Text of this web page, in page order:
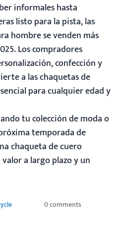
informales hasta
listo para la pista, las
hombre se venden más
Los compradores
confección y
a las chaquetas de
para cualquier edad y
tu colección de moda o
temporada de
chaqueta de cuero
a largo plazo y un
0 comments